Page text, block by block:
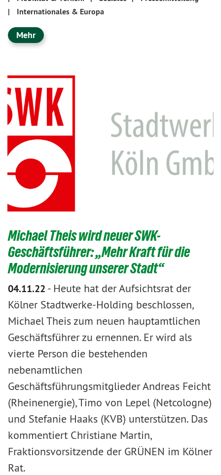
|
Internationales & Europa
Mehr
Michael Theis wird neuer SWK-
Geschäftsführer: „Mehr Kraft für die
Modernisierung unserer Stadt“
04.11.22 - Heute hat der Aufsichtsrat der
Kölner Stadtwerke-Holding beschlossen,
Michael Theis zum neuen hauptamtlichen
Geschäftsführer zu ernennen. Er wird als
vierte Person die bestehenden
nebenamtlichen
Geschäftsführungsmitglieder Andreas Feicht
(Rheinenergie), Timo von Lepel (Netcologne)
und Stefanie Haaks (KVB) unterstützen. Das
kommentiert Christiane Martin,
Fraktionsvorsitzende der GRÜNEN im Kölner
Rat.